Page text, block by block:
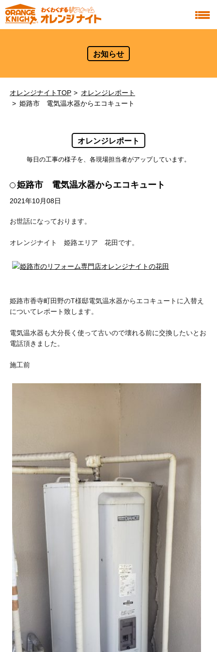
お知らせ
オレンジナイトTOP
オレンジレポート
姫路市 電気温水器からエコキュート
オレンジレポート
毎日の工事の様子を、各現場担当者がアップしています。
姫路市 電気温水器からエコキュート
2021年10月08日
お世話になっております。
オレンジナイト 姫路エリア 花田です。
姫路市香寺町田野のT様邸電気温水器からエコキュートに入替え
についてレポート致します。
電気温水器も大分長く使って古いので壊れる前に交換したいとお
電話頂きました。
施工前